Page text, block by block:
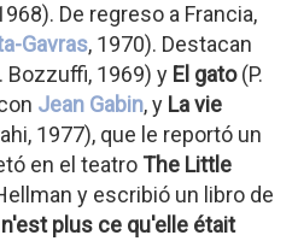
De regreso a Francia,
Gavras, 1970). Destacan
Bozzuffi, 1969) y El gato(P.
Jean Gabin, y La vie
1977), que le reportó un
en el teatro The Little
y escribió un libro de
plus ce qu'elle était